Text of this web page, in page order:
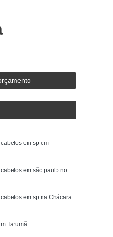
de Cabelo
Medida em Sp
Masculina
Lace Preta
em sp em
em são paulo no
em sp na Chácara
Tarumã